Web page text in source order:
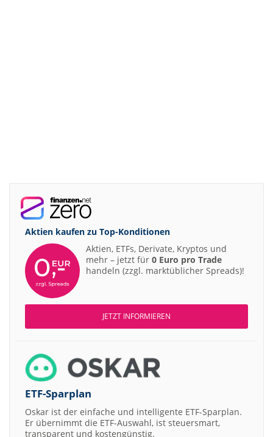
Aktien kaufen zu Top-Konditionen
Aktien, ETFs, Derivate, Kryptos und
mehr – jetzt für 0 Euro pro Trade
handeln (zzgl. marktüblicher Spreads)!
JETZT INFORMIEREN
ETF-Sparplan
Oskar ist der einfache und intelligente ETF-Sparplan.
Er übernimmt die ETF-Auswahl, ist steuersmart,
transparent und kostengünstig.